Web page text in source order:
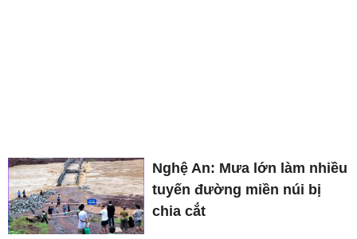
Nghệ An: Mưa lớn làm nhiều
tuyến đường miền núi bị
chia cắt